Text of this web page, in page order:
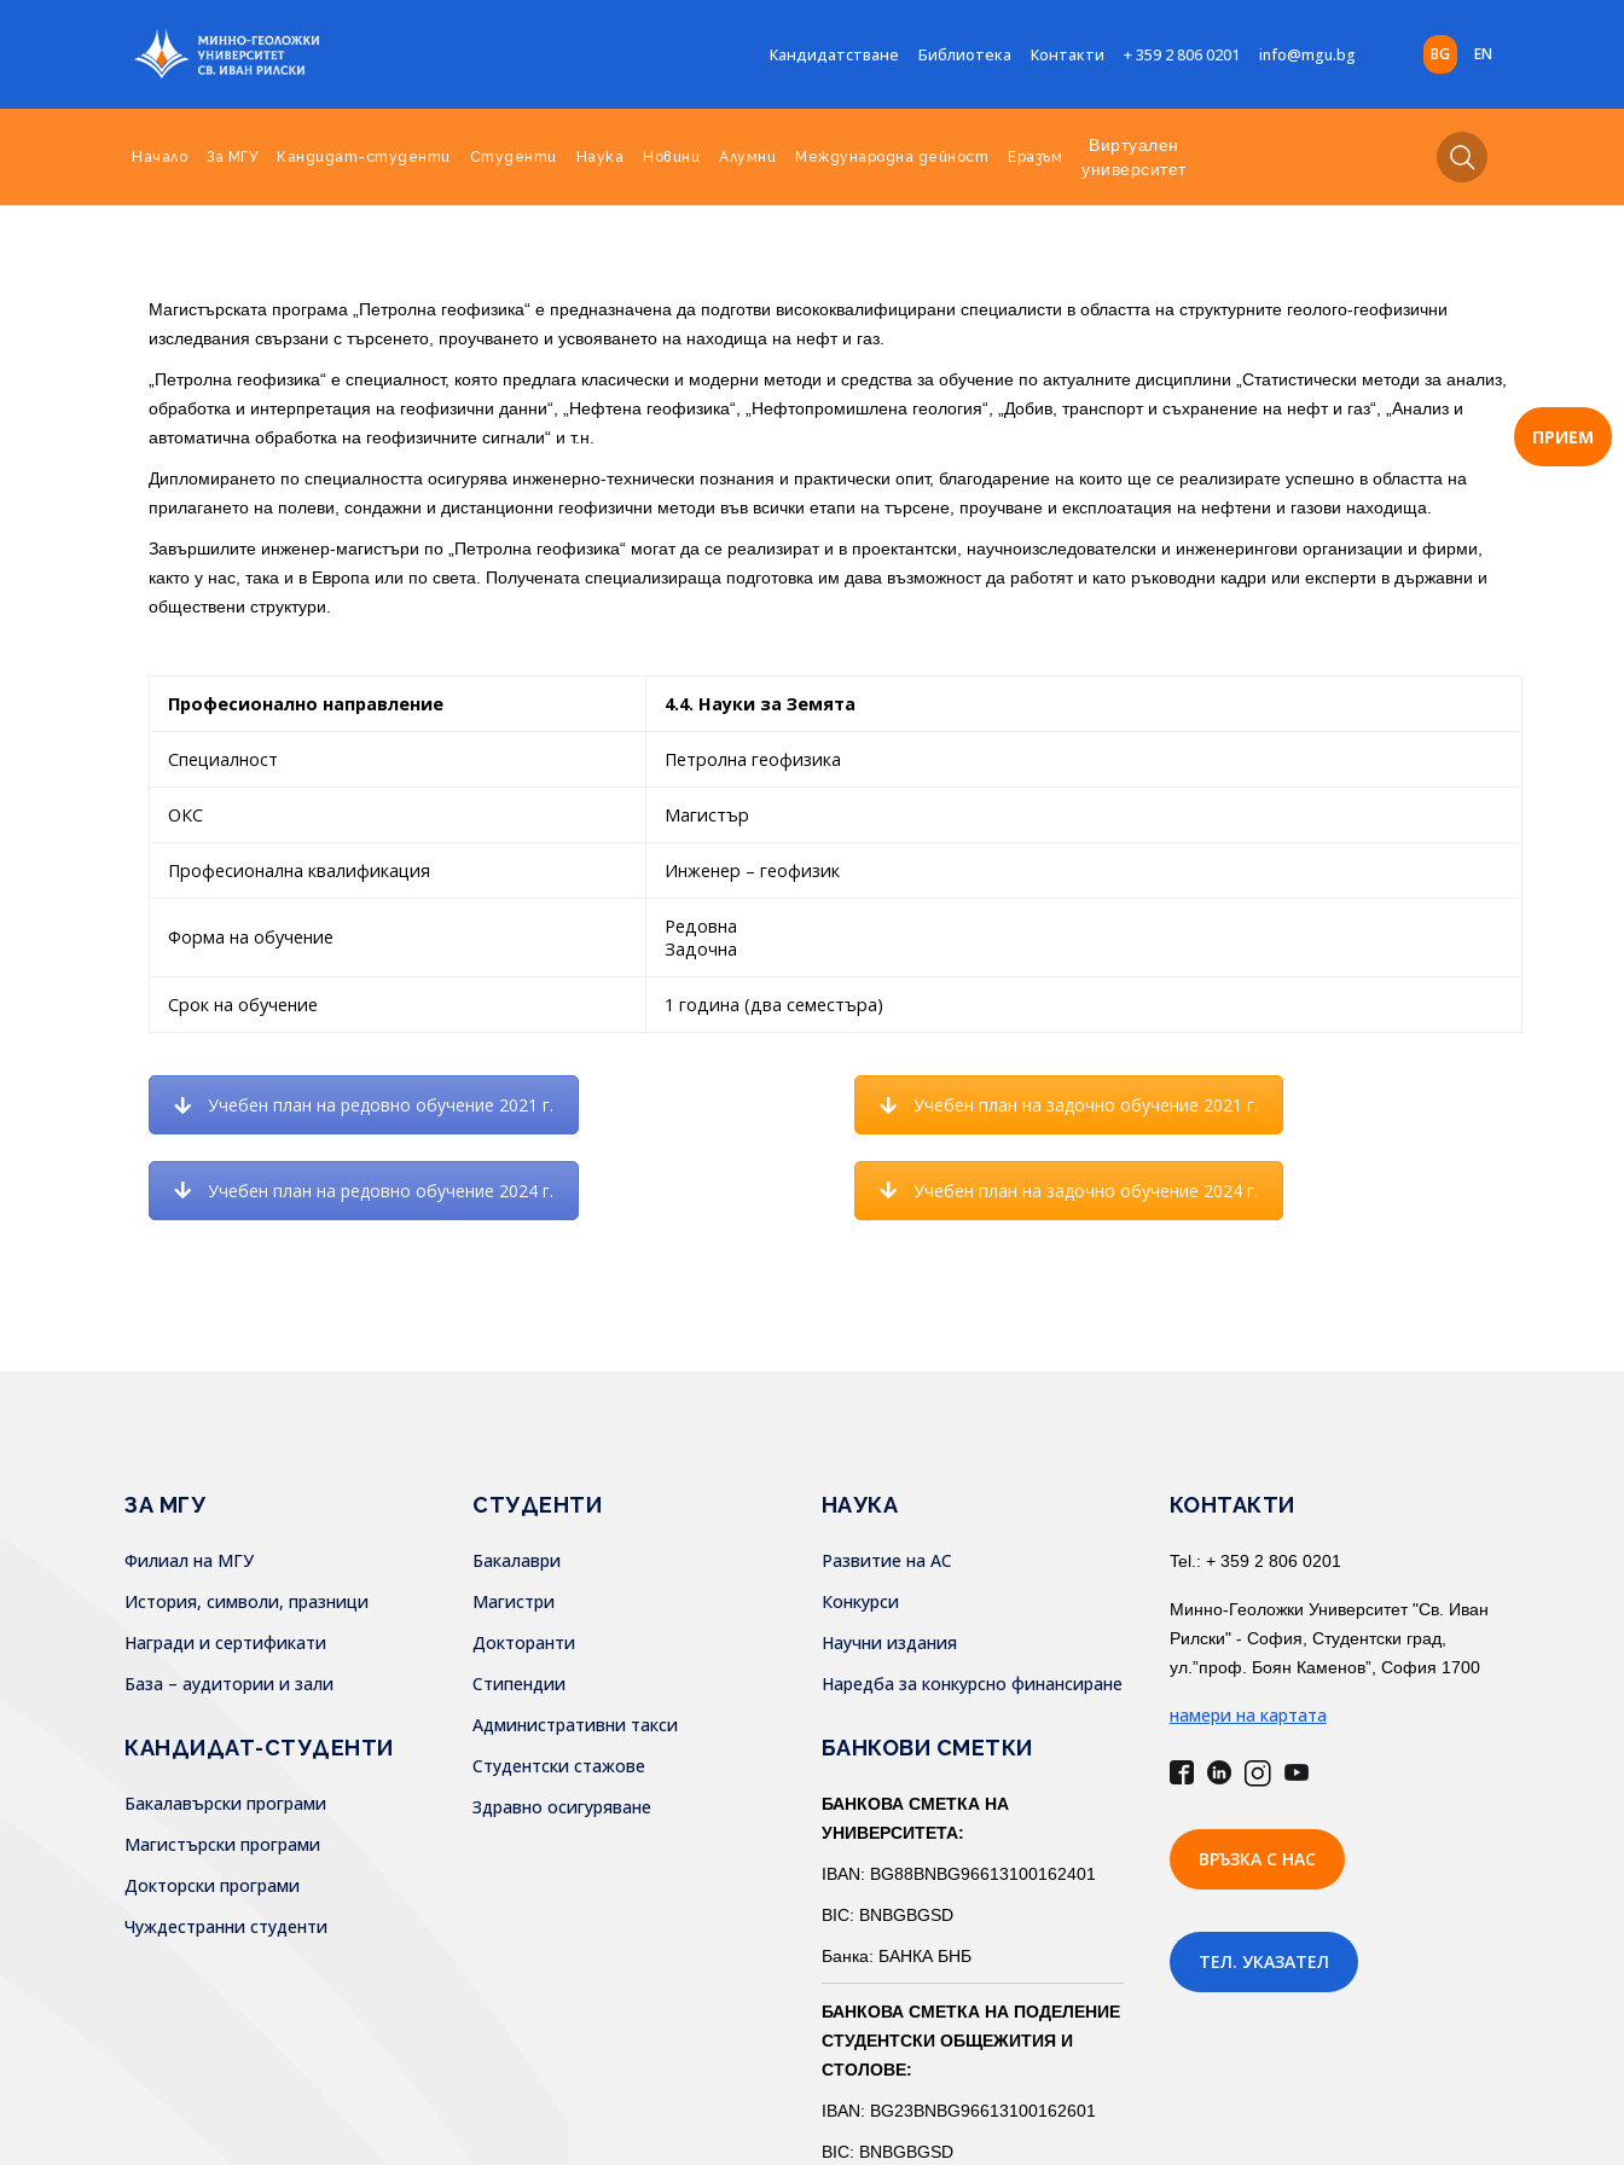
ПРИЕМ
Кандидатстване Библиотека Контакти + 359 2 806 0201 info@mgu.bg BG EN
Начало За МГУ Кандидат-студенти Студенти Наука Новини Алумни Международна дейност Еразъм
Виртуален
университет
Магистърската програма „Петролна геофизика“ е предназначена да подготви висококвалифицирани специалисти в областта на структурните геолого-геофизични
изследвания свързани с търсенето, проучването и усвояването на находища на нефт и газ.
„Петролна геофизика“ е специалност, която предлага класически и модерни методи и средства за обучение по актуалните дисциплини „Статистически методи за анализ,
обработка и интерпретация на геофизични данни“, „Нефтена геофизика“, „Нефтопромишлена геология“, „Добив, транспорт и съхранение на нефт и газ“, „Анализ и
автоматична обработка на геофизичните сигнали“ и т.н.
Дипломирането по специалността осигурява инженерно-технически познания и практически опит, благодарение на които ще се реализирате успешно в областта на
прилагането на полеви, сондажни и дистанционни геофизични методи във всички етапи на търсене, проучване и експлоатация на нефтени и газови находища.
Завършилите инженер-магистъри по „Петролна геофизика“ могат да се реализират и в проектантски, научноизследователски и инженерингови организации и фирми,
както у нас, така и в Европа или по света. Получената специализираща подготовка им дава възможност да работят и като ръководни кадри или експерти в държавни и
обществени структури.
Професионално направление 4.4. Науки за Земята
Специалност Петролна геофизика
ОКС Магистър
Професионална квалификация Инженер – геофизик
Форма на обучение
Редовна
Задочна
Срок на обучение 1 година (два семестъра)
Учебен план на редовно обучение 2021 г.
Учебен план на редовно обучение 2024 г.
Учебен план на задочно обучение 2021 г.
Учебен план на задочно обучение 2024 г.
ЗА МГУ
Филиал на МГУ
История, символи, празници
Награди и сертификати
База – аудитории и зали
КАНДИДАТ-СТУДЕНТИ
Бакалавърски програми
Магистърски програми
Докторски програми
Чуждестранни студенти
СТУДЕНТИ
Бакалаври
Магистри
Докторанти
Стипендии
Административни такси
Студентски стажове
Здравно осигуряване
НАУКА
Развитие на АС
Конкурси
Научни издания
Наредба за конкурсно финансиране
БАНКОВИ СМЕТКИ
БАНКОВА СМЕТКА НА
УНИВЕРСИТЕТА:
IBAN: BG88BNBG96613100162401
BIC: BNBGBGSD
Банка: БАНКА БНБ
БАНКОВА СМЕТКА НА ПОДЕЛЕНИЕ
СТУДЕНТСКИ ОБЩЕЖИТИЯ И
СТОЛОВЕ:
IBAN: BG23BNBG96613100162601
BIC: BNBGBGSD
КОНТАКТИ
Tel.: + 359 2 806 0201
Минно-Геоложки Университет "Св. Иван
Рилски" - София, Студентски град,
ул.”проф. Боян Каменов”, София 1700
намери на картата
ВРЪЗКА С НАС
ТЕЛ. УКАЗАТЕЛ